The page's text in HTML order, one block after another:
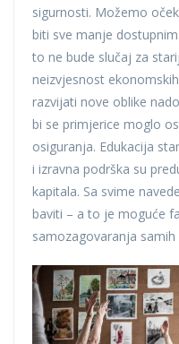
sigurnosti. Možemo
biti sve manje
to ne bude slučaj za
neizvjesnost
razvijati nove oblike
bi se primjerice moglo
osiguranja. Edukacija
i izravna podrška su
kapitala. Sa svime
baviti – a to je moguće
samozagovaranja